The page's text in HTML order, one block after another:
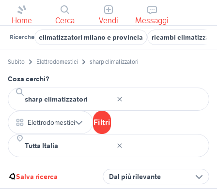
Home Cerca Vendi Messaggi
Ricerche climatizzatori milano e provincia ricambi
Subito Elettrodomestici sharp climatizzatori
Cosa cerchi?
Elettrodomestici Filtri
Salva ricerca Dal più rilevante